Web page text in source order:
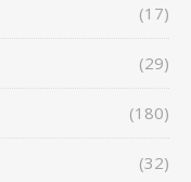
(17)
(29)
(180)
(32)